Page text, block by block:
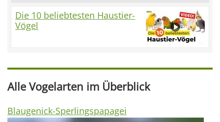
Die 10 beliebtesten Haustier-
Vögel
Alle Vogelarten im Überblick
Blaugenick-Sperlingspapagei